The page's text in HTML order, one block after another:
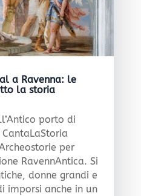
a Ravenna: le
la storia
porto di
per
RavennAntica. Si
donne grandi e
imporsi anche in un